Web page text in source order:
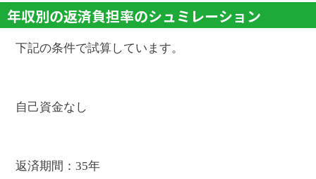
年収別の返済負担率のシュミレーション
下記の条件で試算しています。
自己資金なし
返済期間：35年